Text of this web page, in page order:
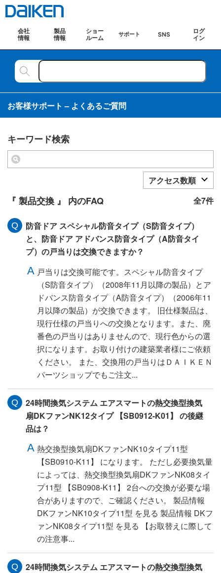
会社
情報
製品
情報
ショー
ルーム
サポート SNS
ログ
イン
お客様サポート – よくあるご質問
キーワード検索
アクセス数順
『 製品交換 』 内のFAQ 全7件
防音ドア スペシャル防音タイプ（S防音タイプ）
と、防音ドア アドバンス防音タイプ（A防音タイ
プ）の戸当りは交換できますか？
戸当りは交換可能です。スペシャル防音タイプ
（S防音タイプ）（2008年11月以降の製品）とア
ドバンス防音タイプ（A防音タイプ）（2006年11
月以降の製品）が交換できます。 旧仕様製品は、
現行仕様の戸当りへの交換となります。また、廃
番色の戸当りはありませんので、現行色からの選
択になります。お取り付けの建築業者様にご依頼
ください。 また、交換用の戸当りはＤＡＩＫＥＮ
パーツショップでもご注文...
24時間換気システム エアスマートの熱交換型換気
扇DKファンNK12タイプ 【SB0912-K01】 の後継
品は？
熱交換型換気扇DKファンNK10タイプ11型
【SB0910-K11】 になります。 ただし必要換気量
によっては、熱交換型換気扇DKファンNK08タイ
プ11型 【SB0908-K11】 2台への交換が必要な場
合がありますので、ご確認ください。 製品情報
DKファンNK10タイプ11型 を見る 製品情報 DKフ
ァンNK08タイプ11型 を見る 【お取替えに際して
の注意事...
24時間換気システム エアスマートの熱交換型換気